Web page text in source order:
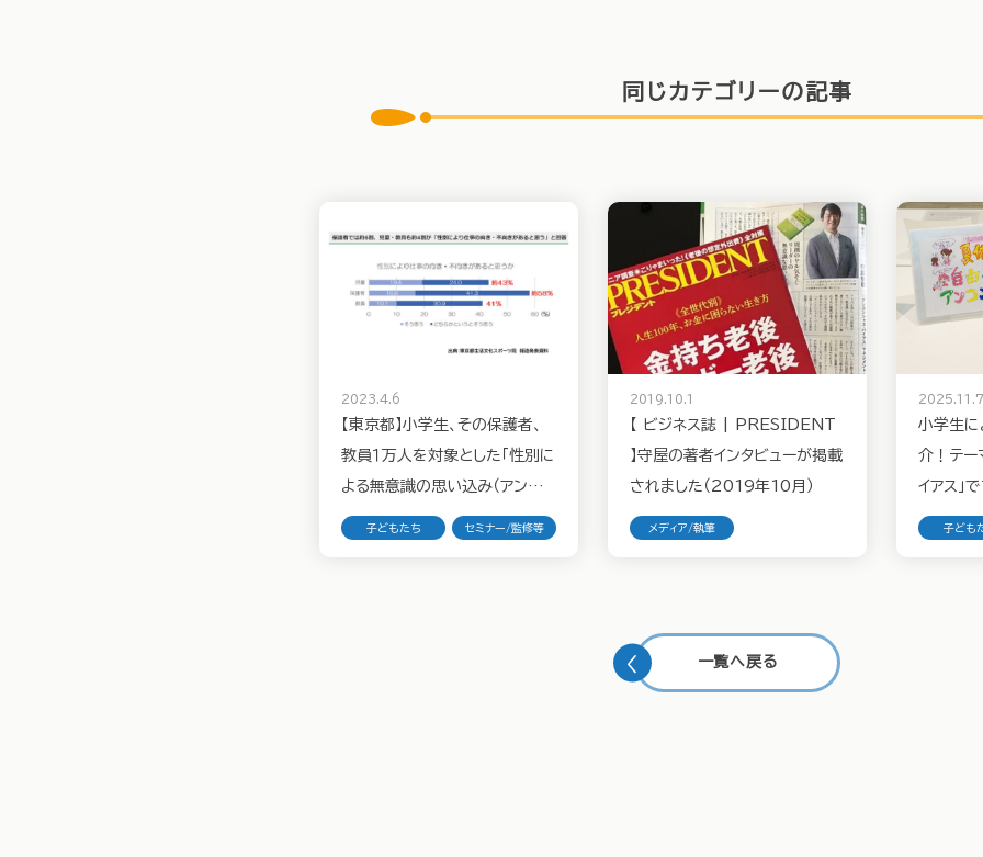
同じカテゴリーの記事
2023.4.6
【東京都】小学生、その保護者、
教員１万人を対象とした「性別に
よる無意識の思い込み（アンコン
シャス・バイアス）」調査
子どもたち セミナー/監修等
2019.10.1
【 ビジネス誌 | PRESIDENT
】守屋の著者インタビューが掲載
されました（2019年10月）
メディア/執筆
2025.11.7
小学生に
介！テー
イアス」
子ども
一覧へ戻る